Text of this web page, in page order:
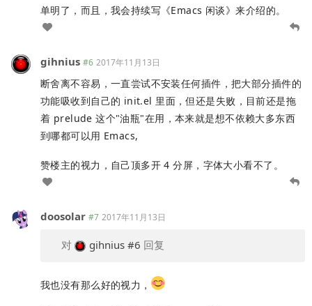
单明了，而且，我会持续写《Emacs 闲谈》来介绍的。
gihnius #6 2017年11月13日
断舍离不容易，一直尝试不安装任何插件，把大部分插件的
功能吸收到自己的 init.el 里面，但还是失败，目前还是拖
着 prelude 这个"油瓶"在用，本来就是想不依赖大多东西
到哪都可以用 Emacs,
赞楼主的视力，自己顶多开 4 分屏，字体大小看不了。
doosolar #7 2017年11月13日
对 gihnius #6 回复
我也没有那么好的视力，